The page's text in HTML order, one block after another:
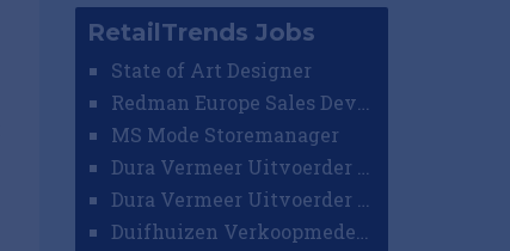
RetailTrends Jobs
State of Art Designer
MS Mode Storemanager